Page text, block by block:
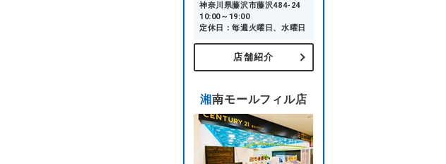
神奈川県藤沢市藤沢484-24
10:00～19:00
定休日：毎週火曜日、水曜日
店舗紹介
湘南モールフィル店